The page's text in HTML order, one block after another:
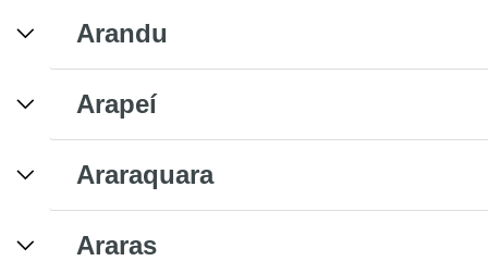
Arandu
Arapeí
Araraquara
Araras